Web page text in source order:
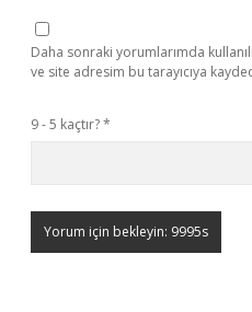
Daha sonraki yorumlarımda
ve site adresim bu tarayıcıya
9 - 5 kaçtır?*